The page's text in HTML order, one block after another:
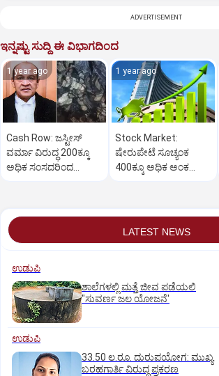
ADVERTISEMENT
ಇನ್ನಷ್ಟು ಸುದ್ದಿ ಈ ವಿಭಾಗದಿಂದ
1 year ago
Cash Row: ಜಸ್ಟೀಸ್‌
ವರ್ಮಾ ವಿರುದ್ಧ 200ಕ್ಕೂ
ಅಧಿಕ ಸಂಸದರಿಂದ
1 year ago
Stock Market:
ಷೇರುಪೇಟೆ ಸೂಚ್ಯಂಕ
400ಕ್ಕೂ ಅಧಿಕ ಅಂಕ
LATEST NEWS
ಉಡುಪಿ
ಶಾಲೆಗಳಲ್ಲಿ ಮತ್ತೆ ಜೀವ ಪಡೆಯಲಿ
"ಸುವರ್ಣ ಜಲ ಯೋಜನೆ'
ಉಡುಪಿ
33.50 ಲ.ರೂ. ದುರುಪಯೋಗ: ಮುಖ್ಯ
ಬರಹಗಾರ್ತಿ ವಿರುದ್ಧ ಪ್ರಕರಣ